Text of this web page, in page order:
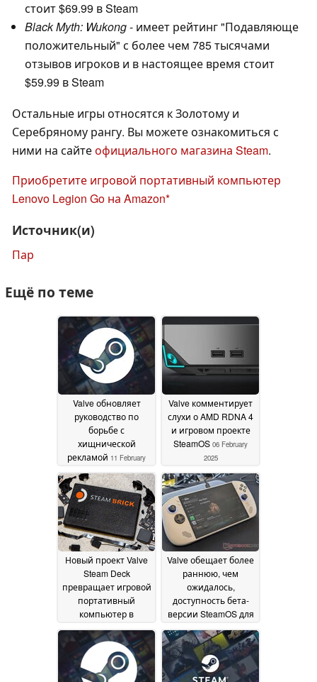
стоит $69.99 в Steam
Black Myth: Wukong- имеет рейтинг "Подавляюще
положительный" с более чем 785 тысячами
отзывов игроков и в настоящее время стоит
$59.99 в Steam
Остальные игры относятся к Золотому и
Серебряному рангу. Вы можете ознакомиться с
ними на сайтеофициального магазина Steam.
Приобретите игровой портативный компьютер
Lenovo Legion Go на Amazon
Источник(и)
Пар
Ещё по теме
Valve обновляет
руководство по
борьбе с
хищнической
рекламой 11 February
2025
Valve комментирует
слухи о AMD RDNA 4
и игровом проекте
SteamOS 06 February
2025
Новый проект Valve
Steam Deck
превращает игровой
портативный
компьютер в
квазидомашнюю
консоль28 January 2025
Valve обещает более
раннюю, чем
ожидалось,
доступность бета-
версии SteamOS для
нескольких игровых
портативных
устройств09 January
2025